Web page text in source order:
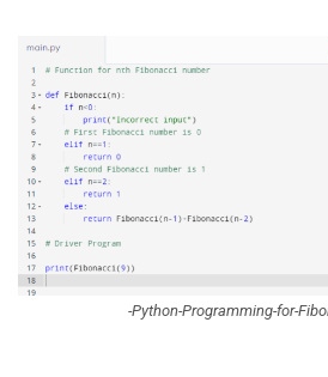
Python-Programming-for-